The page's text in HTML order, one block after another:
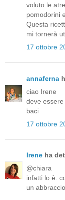
voluto le
pomodorini
Questa
mi tornerà
17 ottobre
annaferna
ciao Irene
deve
baci
17 ottobre
Irene ha
@chiara
infatti lo è.
un abbraccio